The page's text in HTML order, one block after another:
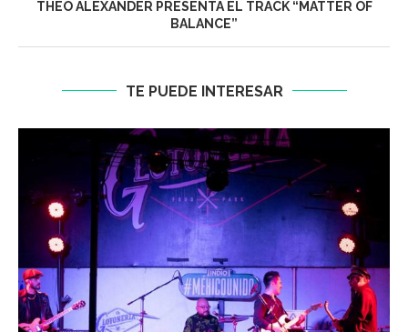
THEO ALEXANDER PRESENTA EL TRACK “MATTER OF
BALANCE”
TE PUEDE INTERESAR